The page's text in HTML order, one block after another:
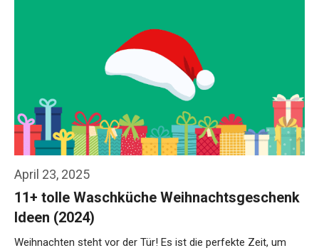
April 23, 2025
11+ tolle Waschküche Weihnachtsgeschenk
Ideen (2024)
Weihnachten steht vor der Tür! Es ist die perfekte Zeit, um